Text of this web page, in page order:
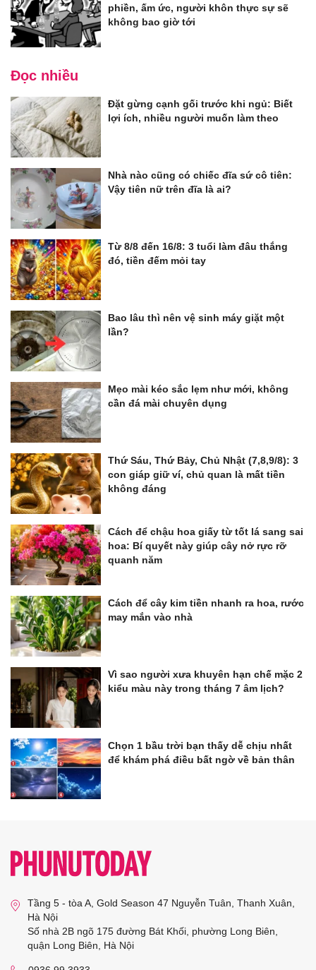
phiền, ấm ức, người khôn thực sự sẽ
không bao giờ tới
Đọc nhiều
Đặt gừng cạnh gối trước khi ngủ: Biết
lợi ích, nhiều người muốn làm theo
Nhà nào cũng có chiếc đĩa sứ cô tiên:
Vậy tiên nữ trên đĩa là ai?
Từ 8/8 đến 16/8: 3 tuổi làm đâu thắng
đó, tiền đếm mỏi tay
Bao lâu thì nên vệ sinh máy giặt một
lần?
Mẹo mài kéo sắc lẹm như mới, không
cần đá mài chuyên dụng
Thứ Sáu, Thứ Bảy, Chủ Nhật (7,8,9/8): 3
con giáp giữ ví, chủ quan là mất tiền
không đáng
Cách để chậu hoa giấy từ tốt lá sang sai
hoa: Bí quyết này giúp cây nở rực rỡ
quanh năm
Cách để cây kim tiền nhanh ra hoa, rước
may mắn vào nhà
Vì sao người xưa khuyên hạn chế mặc 2
kiểu màu này trong tháng 7 âm lịch?
Chọn 1 bầu trời bạn thấy dễ chịu nhất
để khám phá điều bất ngờ về bản thân
Tầng 5 - tòa A, Gold Season 47 Nguyễn Tuân, Thanh Xuân,
Hà Nội
Số nhà 2B ngõ 175 đường Bát Khối, phường Long Biên,
quận Long Biên, Hà Nội